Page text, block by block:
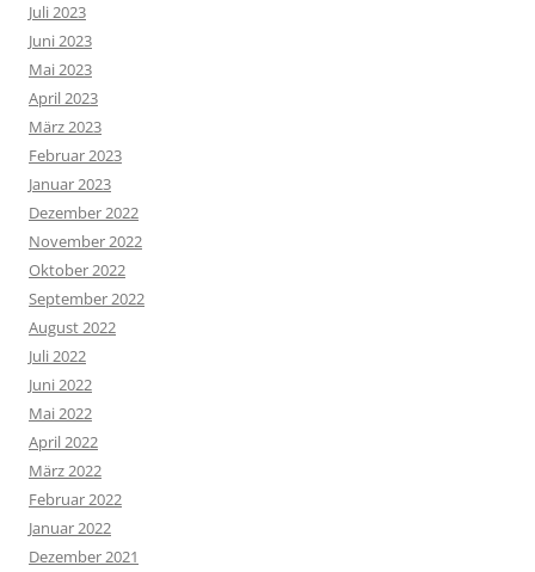
Juli 2023
Juni 2023
Mai 2023
April 2023
März 2023
Februar 2023
Januar 2023
Dezember 2022
November 2022
Oktober 2022
September 2022
August 2022
Juli 2022
Juni 2022
Mai 2022
April 2022
März 2022
Februar 2022
Januar 2022
Dezember 2021